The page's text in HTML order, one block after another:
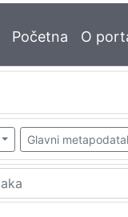
Početna O
Glavni